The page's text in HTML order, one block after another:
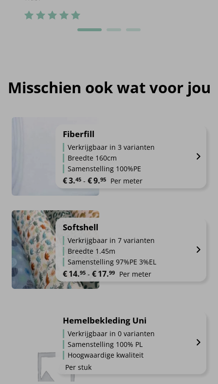
Misschien ook wat voor jou
Fiberfill
Verkrijgbaar in 3 varianten
Breedte 160cm
Samenstelling 100%PE
€3.45 - €9.95 Prijsklasse: €3.45 tot €9.95
Per meter
Softshell
Verkrijgbaar in 7 varianten
Breedte 1.45m
Samenstelling 97%PE 3%EL
€14.95 - €17.99 Prijsklasse: €14.95 tot €17.99
Per meter
Hemelbekleding Uni
Verkrijgbaar in 0 varianten
Samenstelling 100% PL
Hoogwaardige kwaliteit
Per stuk